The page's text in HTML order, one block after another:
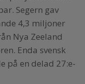
Segern gav
4,3 miljoner
Nya Zeeland
Enda svensk
på en delad 27:e-